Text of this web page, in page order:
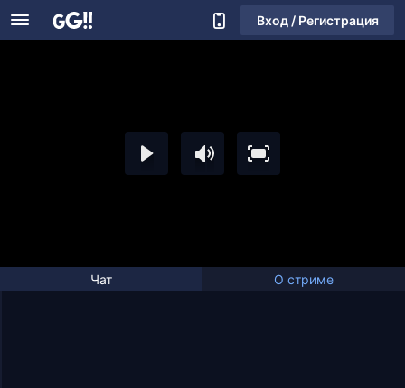
Вход / Регистрация
Чат О стриме